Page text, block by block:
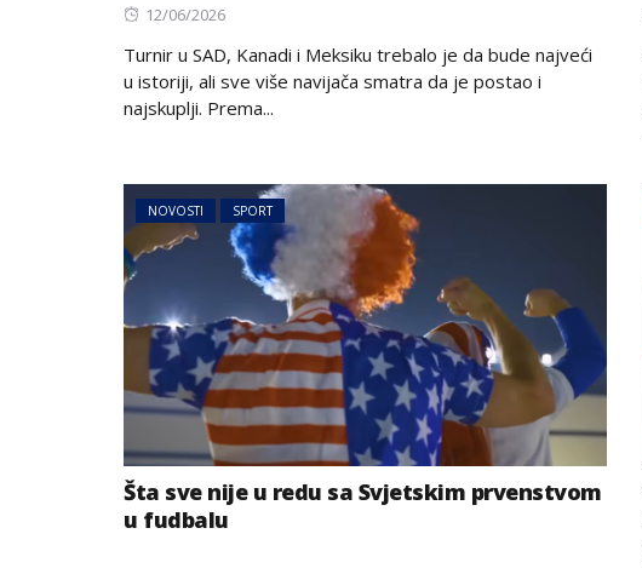
Posted
12/06/2026
Turnir u SAD, Kanadi i Meksiku trebalo je da bude najveći
u istoriji, ali sve više navijača smatra da je postao i
najskuplji. Prema...
NOVOSTI SPORT
Šta sve nije u redu sa Svjetskim prvenstvom
u fudbalu